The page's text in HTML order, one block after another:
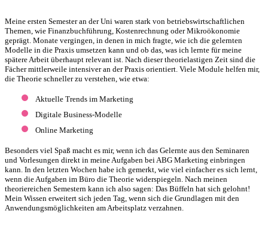
Meine ersten Semester an der Uni waren stark von betriebswirtschaftlichen
Themen, wie Finanzbuchführung, Kostenrechnung oder Mikroökonomie
geprägt. Monate vergingen, in denen in mich fragte, wie ich die gelernten
Modelle in die Praxis umsetzen kann und ob das, was ich lernte für meine
spätere Arbeit überhaupt relevant ist. Nach dieser theorielastigen Zeit sind die
Fächer mittlerweile intensiver an der Praxis orientiert. Viele Module helfen mir,
die Theorie schneller zu verstehen, wie etwa:
Aktuelle Trends im Marketing
Digitale Business-Modelle
Online Marketing
Besonders viel Spaß macht es mir, wenn ich das Gelernte aus den Seminaren
und Vorlesungen direkt in meine Aufgaben bei ABG Marketing einbringen
kann. In den letzten Wochen habe ich gemerkt, wie viel einfacher es sich lernt,
wenn die Aufgaben im Büro die Theorie widerspiegeln. Nach meinen
theoriereichen Semestern kann ich also sagen: Das Büffeln hat sich gelohnt!
Mein Wissen erweitert sich jeden Tag, wenn sich die Grundlagen mit den
Anwendungsmöglichkeiten am Arbeitsplatz verzahnen.